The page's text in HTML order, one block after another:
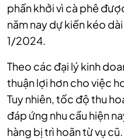
phấn khởi vì cà phê
năm nay dự kiến kéo
1/2024.
Theo các đại lý kinh
thuận lợi hơn cho việc
Tuy nhiên, tốc độ thu
đáp ứng nhu cầu hiện
hàng bị trì hoãn từ vụ